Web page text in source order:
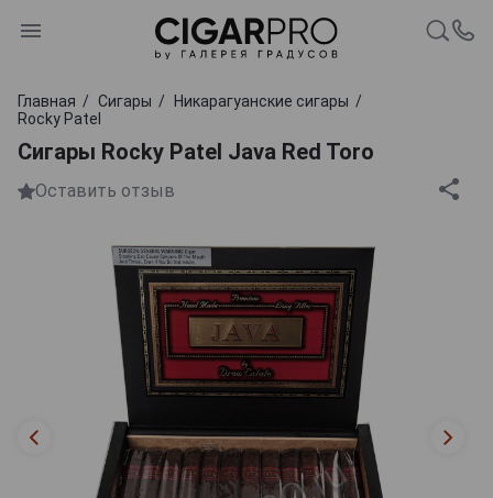
Главная Сигары
Никарагуанские сигары
Rocky Patel
Сигары Rocky Patel Java Red Toro
Оставить отзыв